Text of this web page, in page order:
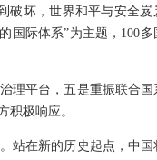
破坏，世界和平与安全岌
国际体系”为主题，100多
理平台，五是重振联合国
积极响应。
站在新的历史起点，中国